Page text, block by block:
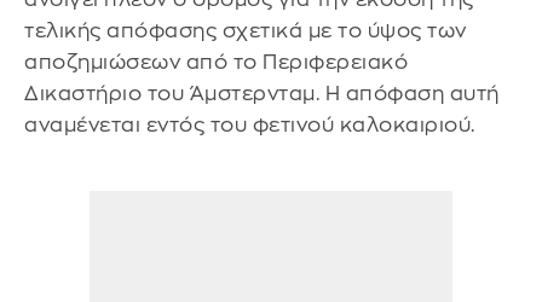
τελικής απόφασης σχετικά με το ύψος των
αποζημιώσεων από το Περιφερειακό
Δικαστήριο του Άμστερνταμ. Η απόφαση αυτή
αναμένεται εντός του φετινού καλοκαιριού.